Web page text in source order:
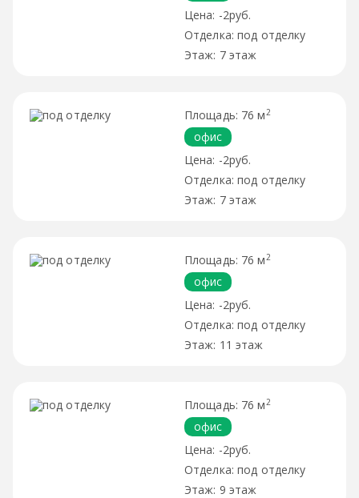
-2руб.
под отделку
7 этаж
76 м 2
офис
-2руб.
под отделку
7 этаж
76 м 2
офис
-2руб.
под отделку
11 этаж
76 м 2
офис
-2руб.
под отделку
9 этаж